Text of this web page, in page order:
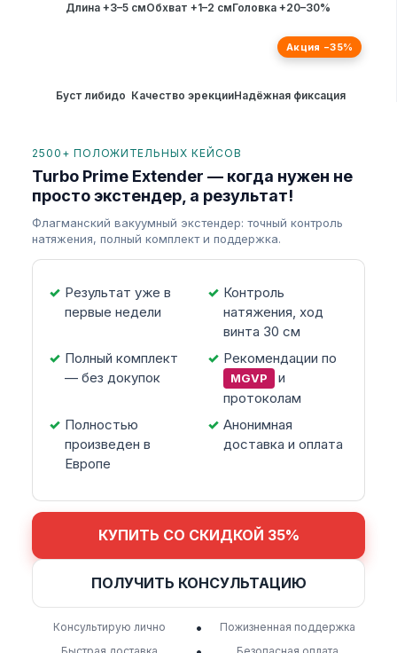
Длина +3–5 смОбхват +1–2 смГоловка +20–30%
Акция −35%
Буст либидо Качество эрекцииНадёжная фиксация
2500+ ПОЛОЖИТЕЛЬНЫХ КЕЙСОВ
Turbo Prime Extender — когда нужен не
просто экстендер, а результат!
Флагманский вакуумный экстендер: точный контроль
натяжения, полный комплект и поддержка.
Результат уже в
первые недели
Контроль
натяжения, ход
винта 30 см
Полный комплект
— без докупок
Рекомендации по
MGVP
и
протоколам
Полностью
произведен в
Европе
Анонимная
доставка и оплата
КУПИТЬ СО СКИДКОЙ 35%
ПОЛУЧИТЬ КОНСУЛЬТАЦИЮ
Консультирую лично •
Пожизненная поддержка